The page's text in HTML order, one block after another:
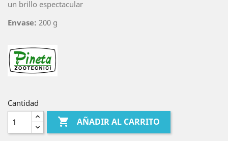
un brillo espectacular
Envase: 200 g
Cantidad
 AÑADIR AL CARRITO